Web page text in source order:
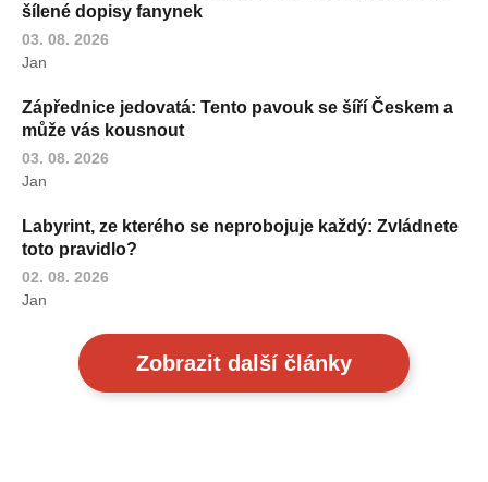
šílené dopisy fanynek
03. 08. 2026
Jan
Zápřednice jedovatá: Tento pavouk se šíří Českem a
může vás kousnout
03. 08. 2026
Jan
Labyrint, ze kterého se neprobojuje každý: Zvládnete
toto pravidlo?
02. 08. 2026
Jan
Zobrazit další články